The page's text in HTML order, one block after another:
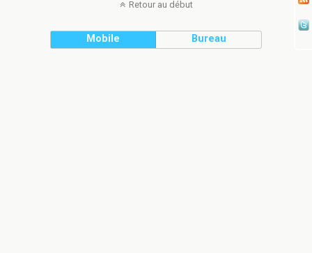
Retour au début
Mobile Bureau